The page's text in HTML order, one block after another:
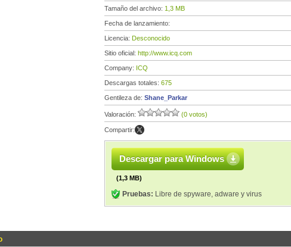
Tamaño del archivo: 1,3 MB
Fecha de lanzamiento:
Licencia: Desconocido
Sitio oficial: http://www.icq.com
Company: ICQ
Descargas totales: 675
Gentileza de: Shane_Parkar
Valoración: (0 votos)
Compartir:
Descargar para Windows
(1,3 MB)
Pruebas: Libre de spyware, adware y virus